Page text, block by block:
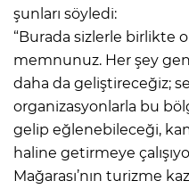
şunları söyledi:
“Burada sizlerle birlikte
memnunuz. Her şey
daha da geliştireceğiz;
organizasyonlarla bu
gelip eğlenebileceği,
haline getirmeye
Mağarası’nın turizme